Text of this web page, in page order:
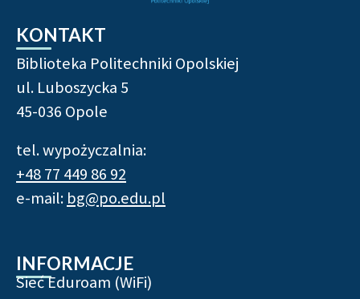
KONTAKT
Biblioteka Politechniki Opolskiej
ul. Luboszycka 5
45-036 Opole
tel. wypożyczalnia:
+48 77 449 86 92
e-mail: bg@po.edu.pl
INFORMACJE
Sieć Eduroam (WiFi)